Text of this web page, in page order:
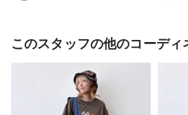
このスタッフの他のコーディ